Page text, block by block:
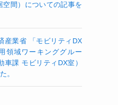
空間）についての記事を
産業省 「モビリティDX
領域ワーキンググルー
課 モビリティDX室）
。